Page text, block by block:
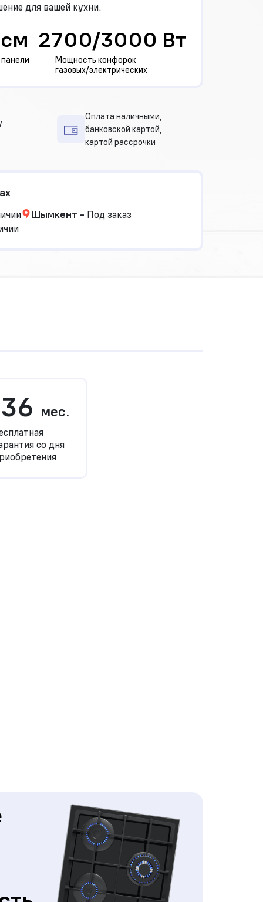
для вашей кухни.
2700/3000 Вт
Мощность конфорок
газовых/электрических
Оплата наличными,
банковской картой,
картой рассрочки
Шымкент - Под заказ
36 мес.
со дня